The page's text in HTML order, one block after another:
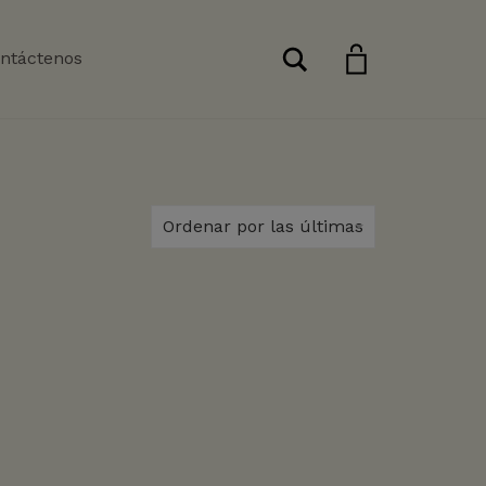
Buscar
Ordenar por las últimas